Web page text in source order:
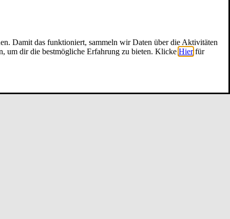
Damit das funktioniert, sammeln wir Daten über die Aktivitäten
um dir die bestmögliche Erfahrung zu bieten. Klicke Hier für